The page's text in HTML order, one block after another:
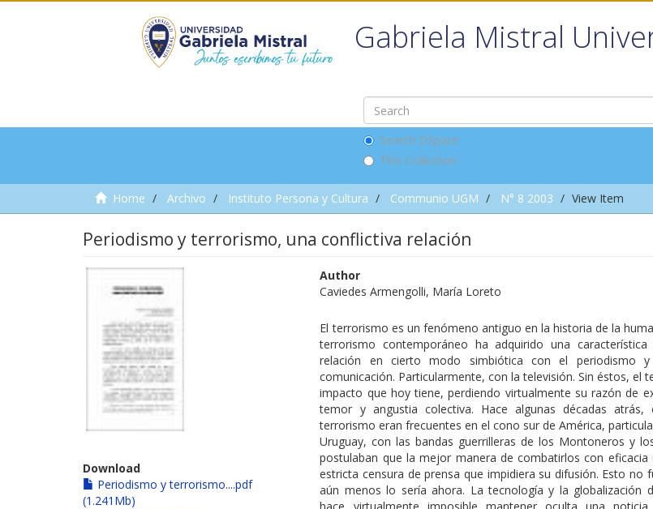
Gabriela Mistral
Search DSpace
This Collection
Home Archivo Instituto Persona y Cultura Communio UGM N° 8 2003 View Item
Periodismo y terrorismo, una conflictiva relación
Download
Periodismo y terrorismo....pdf
(1.241Mb)
Author
Caviedes Armengolli, María Loreto
El terrorismo es un fenómeno antiguo en la historia de la
terrorismo contemporáneo ha adquirido una
relación en cierto modo simbiótica con el periodismo
comunicación. Particularmente, con la televisión. Sin éstos, el
impacto que hoy tiene, perdiendo virtualmente su razón de
temor y angustia colectiva. Hace algunas décadas
terrorismo eran frecuentes en el cono sur de América,
Uruguay, con las bandas guerrilleras de los Montoneros y
postulaban que la mejor manera de combatirlos con eficacia
estricta censura de prensa que impidiera su difusión. Esto no
aún menos lo sería ahora. La tecnología y la globalización